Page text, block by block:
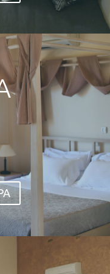
κρεβάτι,
θέα
κουζίνα, air
μπάνιο και
κανάλια.